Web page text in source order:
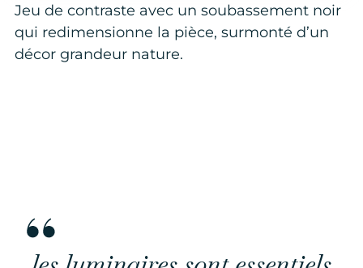
Jeu de contraste avec un soubassement noir
qui redimensionne la pièce, surmonté d’un
décor grandeur nature.